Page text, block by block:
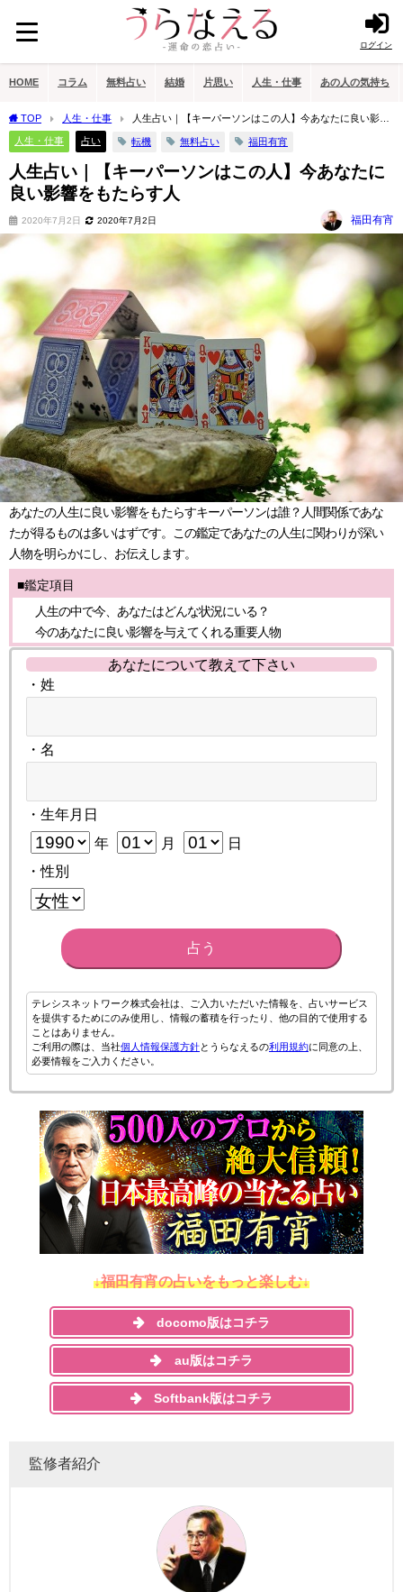
ログイン
HOME コラム 無料占い 結婚 片思い 人生・仕事 あの人の気持ち
TOP 人生・仕事
人生占い｜【キーパーソンはこの人】今あなたに良い影響
をもたらす人
人生・仕事 占い 転機 無料占い 福田有宵
人生占い｜【キーパーソンはこの人】今あなたに
良い影響をもたらす人
2020年7月2日 2020年7月2日 福田有宵
あなたの人生に良い影響をもたらすキーパーソンは誰？人間関係であな
たが得るものは多いはずです。この鑑定であなたの人生に関わりが深い
人物を明らかにし、お伝えします。
■鑑定項目
人生の中で今、あなたはどんな状況にいる？
今のあなたに良い影響を与えてくれる重要人物
あなたについて教えて下さい
・姓
・名
・生年月日
年 月
日
・性別
占う
テレシスネットワーク株式会社は、ご入力いただいた情報を、占いサービス
を提供するためにのみ使用し、情報の蓄積を行ったり、他の目的で使用する
ことはありません。
ご利用の際は、当社個人情報保護方針とうらなえるの利用規約に同意の上、
必要情報をご入力ください。
↓福田有宵の占いをもっと楽しむ↓
docomo版はコチラ
au版はコチラ
Softbank版はコチラ
監修者紹介